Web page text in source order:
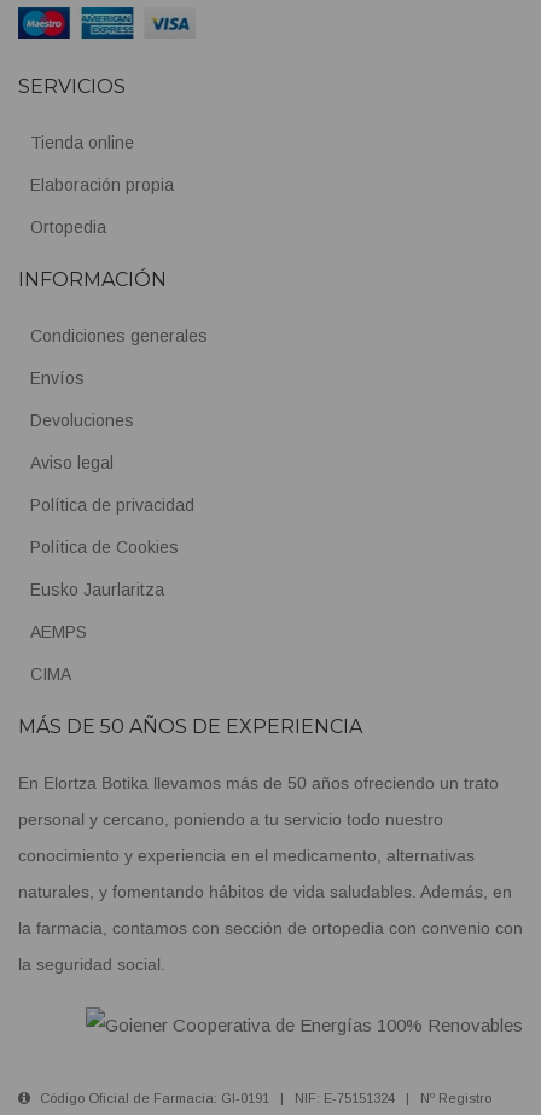
SERVICIOS
Tienda online
Elaboración propia
Ortopedia
INFORMACIÓN
Condiciones generales
Envíos
Devoluciones
Aviso legal
Política de privacidad
Política de Cookies
Eusko Jaurlaritza
AEMPS
CIMA
MÁS DE 50 AÑOS DE EXPERIENCIA
En Elortza Botika llevamos más de 50 años ofreciendo un trato
personal y cercano, poniendo a tu servicio todo nuestro
conocimiento y experiencia en el medicamento, alternativas
naturales, y fomentando hábitos de vida saludables. Además, en
la farmacia, contamos con sección de ortopedia con convenio con
la seguridad social.
Código Oficial de Farmacia: GI-0191 | NIF: E-75151324 | Nº Registro